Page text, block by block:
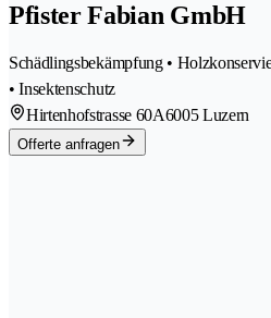
Pfister Fabian GmbH
Schädlingsbekämpfung •
• Insektenschutz
Hirtenhofstrasse 60A6005 Luzern
Offerte anfragen